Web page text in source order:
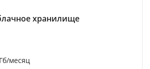
хранилище
месяц